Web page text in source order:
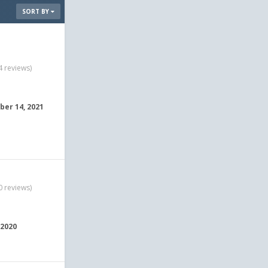
SORT BY
reviews)
14, 2021
reviews)